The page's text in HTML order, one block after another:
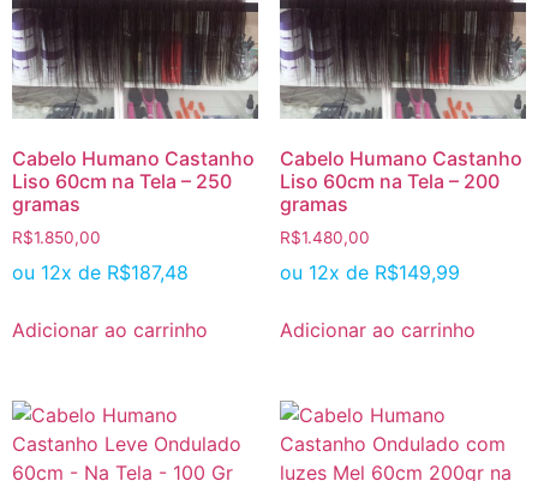
Cabelo Humano Castanho
Liso 60cm na Tela – 250
gramas
R$1.850,00
ou 12x de R$187,48
Adicionar ao carrinho
Cabelo Humano Castanho
Liso 60cm na Tela – 200
gramas
R$1.480,00
ou 12x de R$149,99
Adicionar ao carrinho